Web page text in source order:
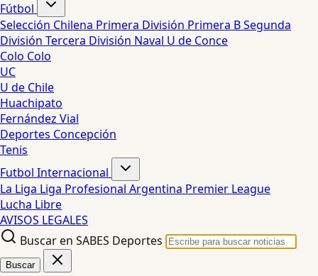
Fútbol
Selección Chilena Primera División Primera BSegunda
División Tercera División Naval U de Conce
Colo Colo
UC
U de Chile
Huachipato
Fernández Vial
Deportes Concepción
Tenis
Futbol Internacional
La Liga Liga Profesional Argentina Premier League
Lucha Libre
AVISOS LEGALES
Buscar en SABES Deportes
Buscar